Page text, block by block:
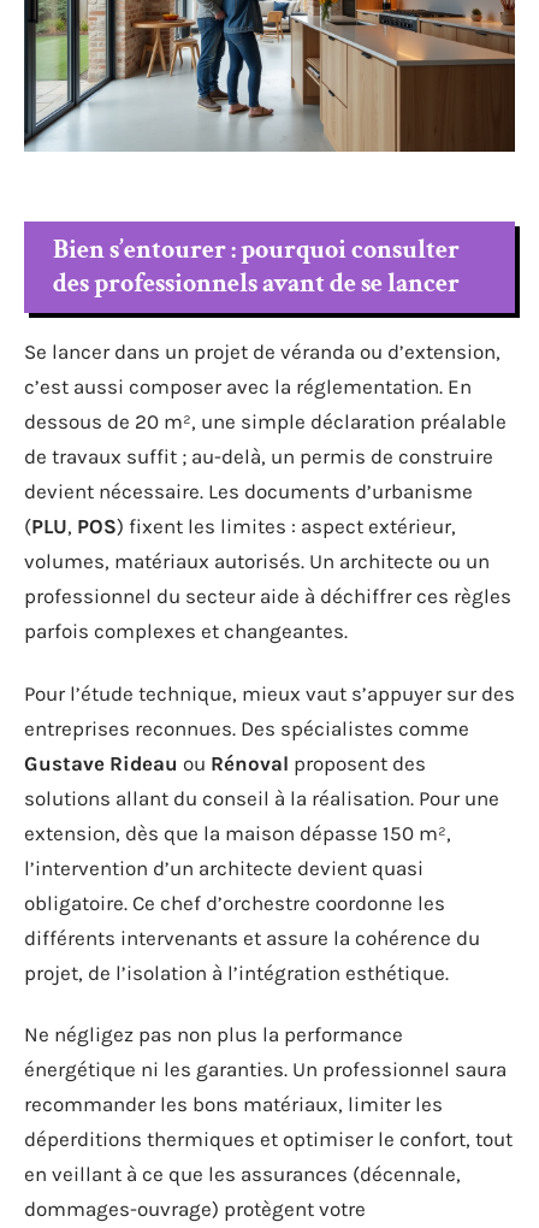
Bien s’entourer : pourquoi consulter
des professionnels avant de se lancer
Se lancer dans un projet de véranda ou d’extension,
c’est aussi composer avec la réglementation. En
dessous de 20 m², une simple déclaration préalable
de travaux suffit ; au-delà, un permis de construire
devient nécessaire. Les documents d’urbanisme
(PLU, POS) fixent les limites : aspect extérieur,
volumes, matériaux autorisés. Un architecte ou un
professionnel du secteur aide à déchiffrer ces règles
parfois complexes et changeantes.
Pour l’étude technique, mieux vaut s’appuyer sur des
entreprises reconnues. Des spécialistes comme
Gustave Rideau ou Rénoval proposent des
solutions allant du conseil à la réalisation. Pour une
extension, dès que la maison dépasse 150 m²,
l’intervention d’un architecte devient quasi
obligatoire. Ce chef d’orchestre coordonne les
différents intervenants et assure la cohérence du
projet, de l’isolation à l’intégration esthétique.
Ne négligez pas non plus la performance
énergétique ni les garanties. Un professionnel saura
recommander les bons matériaux, limiter les
déperditions thermiques et optimiser le confort, tout
en veillant à ce que les assurances (décennale,
dommages-ouvrage) protègent votre